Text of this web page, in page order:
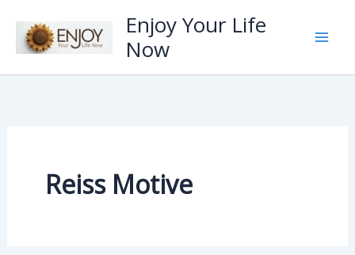
Inhalt
springen
Enjoy Your Life
Now
Reiss Motive